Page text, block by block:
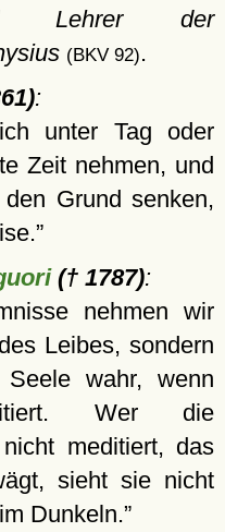
Lehrer der
(BKV 92).
:
unter Tag oder
Zeit nehmen, und
Grund senken,
(† 1787):
nehmen wir
Leibes, sondern
wahr, wenn
Wer die
meditiert, das
sieht sie nicht
Dunkeln.